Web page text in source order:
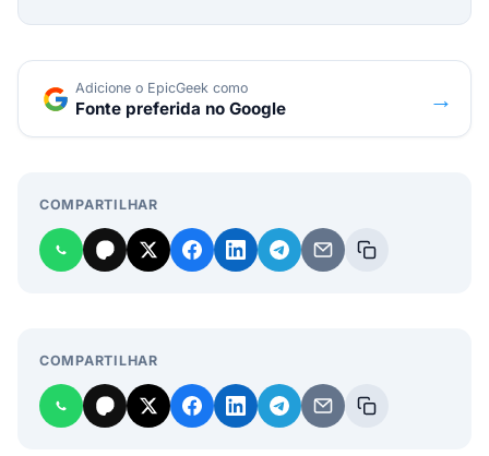
Adicione o EpicGeek como
Fonte preferida no Google →
COMPARTILHAR
COMPARTILHAR